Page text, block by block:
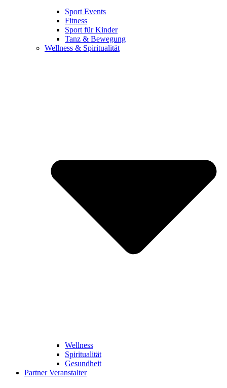
Sport Events
Fitness
Sport für Kinder
Tanz & Bewegung
Wellness & Spiritualität
Wellness
Spiritualität
Gesundheit
Partner Veranstalter